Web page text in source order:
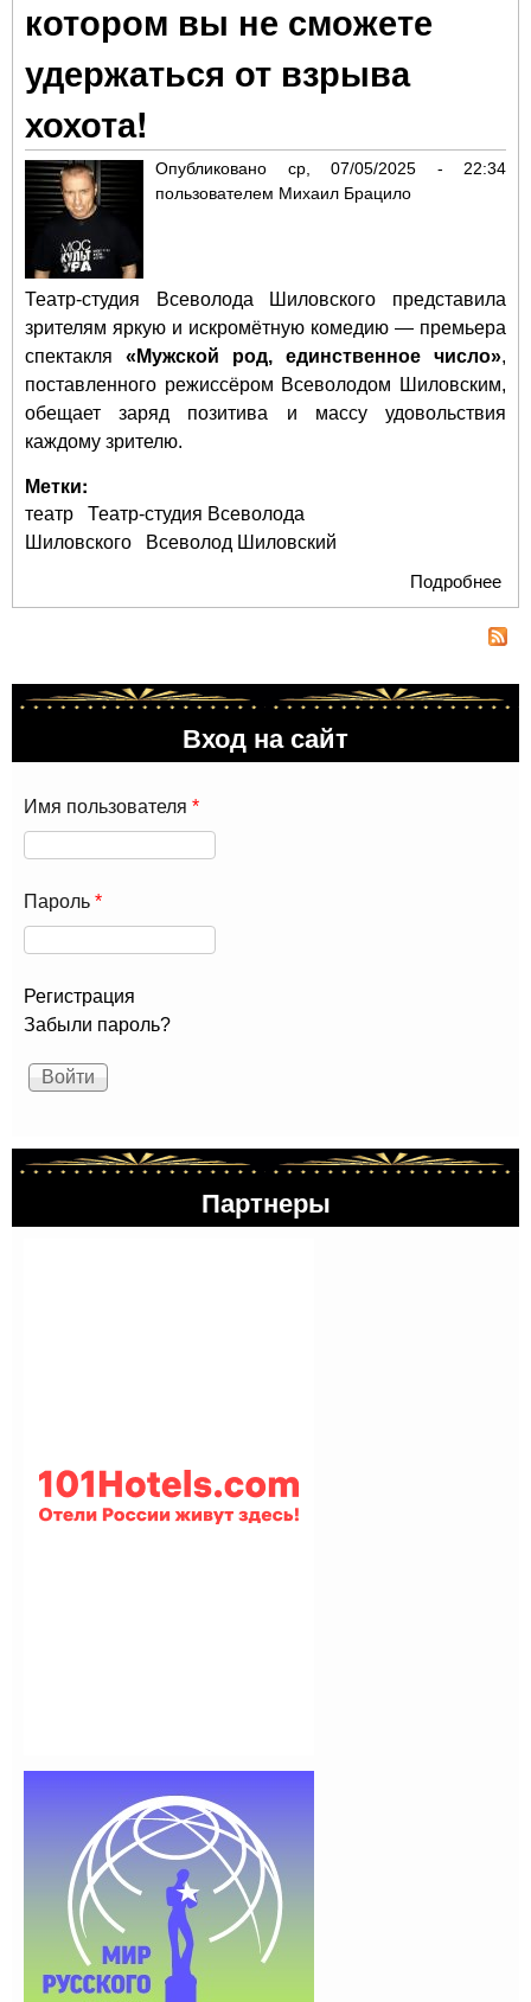
котором вы не сможете
удержаться от взрыва
хохота!
Опубликовано ср, 07/05/2025 - 22:34
пользователем Михаил Брацило
Театр-студия Всеволода Шиловского представила
зрителям яркую и искромётную комедию — премьера
спектакля «Мужской род, единственное число»,
поставленного режиссёром Всеволодом Шиловским,
обещает заряд позитива и массу удовольствия
каждому зрителю.
Метки:
театр
Театр-студия Всеволода
Шиловского
Всеволод Шиловский
Подробнее
в
вы
Вход на сайт
Имя пользователя *
Пароль *
Регистрация
Забыли пароль?
Партнеры